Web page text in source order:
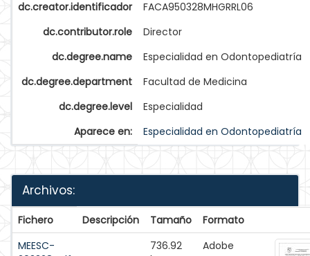
dc.creator.identificador
FACA950328MHGRRL06
dc.contributor.role
Director
dc.degree.name
Especialidad en Odontopediatría
dc.degree.department
Facultad de Medicina
dc.degree.level
Especialidad
Aparece en:
Especialidad en Odontopediatría
Archivos:
Fichero Descripción Tamaño
Formato
MEESC-
736.92
Adobe